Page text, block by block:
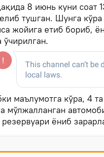
8 июнь куни соат
тушган. Шунга
жойига етиб бориб,
ўчирилган.
маълумотга кўра, 4
мўлжалланган
ёниб